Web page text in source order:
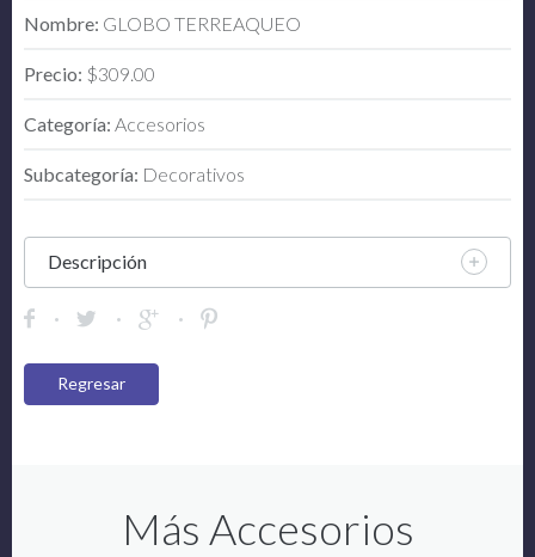
Nombre: GLOBO TERREAQUEO
Precio: $309.00
Categoría: Accesorios
Subcategoría: Decorativos
Descripción
Regresar
Más Accesorios